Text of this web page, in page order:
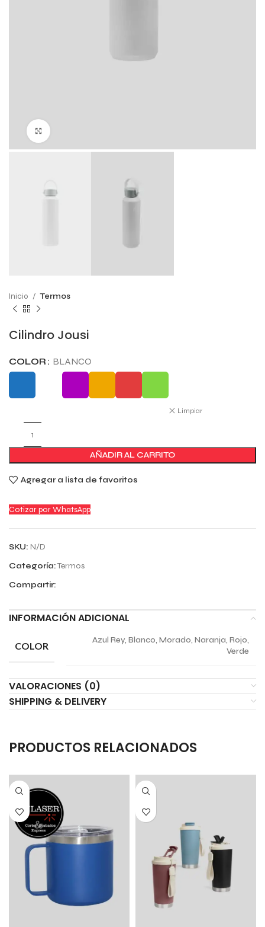
Inicio Termos
Cilindro Jousi
COLOR BLANCO
Limpiar
AÑADIR AL CARRITO
Agregar a lista de favoritos
Cotizar por WhatsApp
SKU: N/D
Categoría:Termos
Compartir:
INFORMACIÓN ADICIONAL
COLOR
Azul Rey, Blanco, Morado, Naranja, Rojo,
Verde
VALORACIONES (0)
SHIPPING & DELIVERY
PRODUCTOS RELACIONADOS